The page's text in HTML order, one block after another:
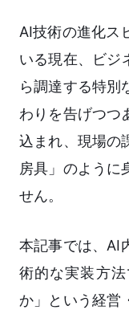
AI技術の進化ス
いる現在、ビジ
ら調達する特別
わりを告げつつ
込まれ、現場の
房具」のように
せん。
本記事では、AI
術的な実装方
か」という経営